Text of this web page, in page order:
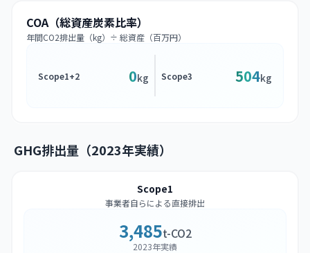
COA（総資産炭素比率）
年間CO2排出量（kg）÷ 総資産（百万円）
Scope1+2 0kg Scope3 504kg
GHG排出量（2023年実績）
Scope1
事業者自らによる直接排出
3,485t-CO2
2023年実績